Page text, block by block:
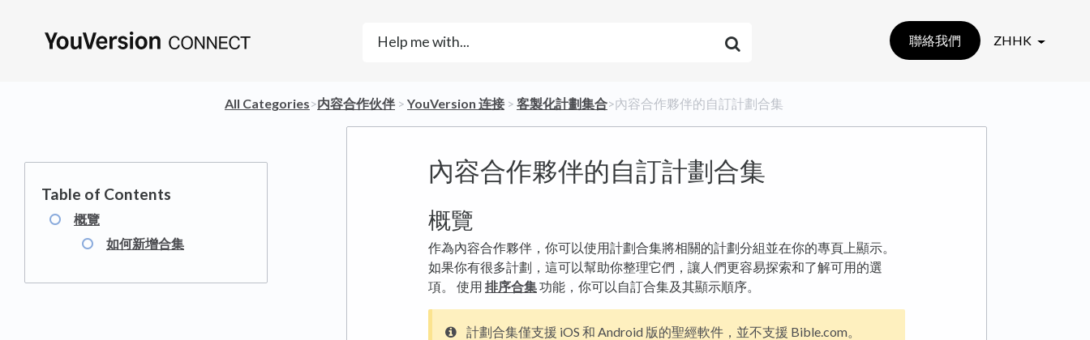
聯絡我們 ZHHK
All Categories​>​​内容合作伙伴 ​ > ​ ​YouVersion 连接 ​ > ​ ​客製化計劃集合​>​ 內容合作夥伴的自訂計劃合集
內容合作夥伴的自訂計劃合集
概覽
如何新增合集
概覽
作為內容合作夥伴，你可以使用計劃合集將相關的計劃分組並在你的專頁上顯示。
如果你有很多計劃，這可以幫助你整理它們，讓人們更容易探索和了解可用的選
項。 使用 排序合集功能，你可以自訂合集及其顯示順序。
計劃合集僅支援 iOS 和 Android 版的聖經軟件，並不支援 Bible.com。